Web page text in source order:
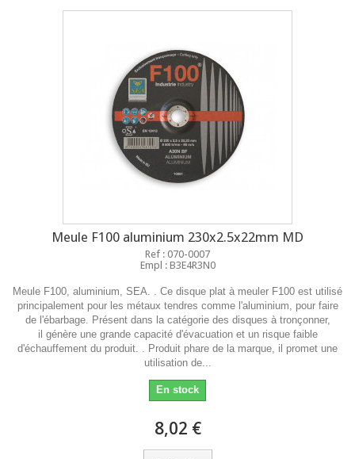
Meule F100 aluminium 230x2.5x22mm MD
Ref : 070-0007
Empl : B3E4R3N0
Meule F100, aluminium, SEA. . Ce disque plat à meuler F100 est utilisé
principalement pour les métaux tendres comme l'aluminium, pour faire
de l'ébarbage. Présent dans la catégorie des disques à tronçonner,
il génère une grande capacité d'évacuation et un risque faible
d'échauffement du produit. . Produit phare de la marque, il promet une
utilisation de...
En stock
8,02 €